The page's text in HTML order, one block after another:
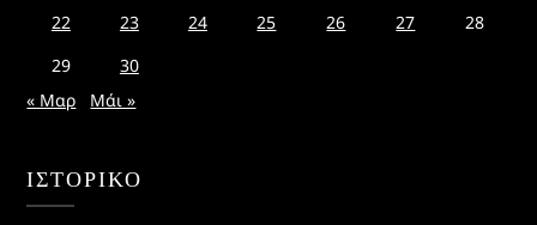
22
23 24 25 26 27
28
29
30
« Μαρ
Μάι »
ΙΣΤΟΡΙΚΌ